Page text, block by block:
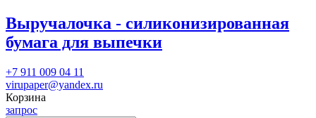
Выручалочка - силиконизированная
бумага для выпечки
+7 911 009 04 11
virupaper@yandex.ru
Корзина
запрос